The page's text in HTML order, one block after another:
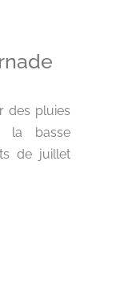
des pluies
la basse
de juillet